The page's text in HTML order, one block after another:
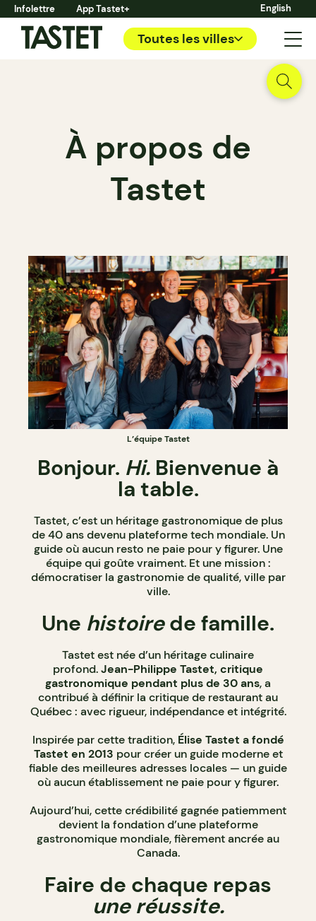
Infolettre App Tastet+ English
Toutes les villes
À propos de
Tastet
L’équipe Tastet
Bonjour. Hi. Bienvenue à
la table.
Tastet, c’est un héritage gastronomique de plus
de 40 ans devenu plateforme tech mondiale. Un
guide où aucun resto ne paie pour y figurer. Une
équipe qui goûte vraiment. Et une mission :
démocratiser la gastronomie de qualité, ville par
ville.
Une histoirede famille.
Tastet est née d’un héritage culinaire
profond.Jean-Philippe Tastet, critique
gastronomique pendant plus de 30 ans, a
contribué à définir la critique de restaurant au
Québec : avec rigueur, indépendance et intégrité.
Inspirée par cette tradition, Élise Tastet a fondé
Tastet en 2013 pour créer un guide moderne et
fiable des meilleures adresses locales — un guide
où aucun établissement ne paie pour y figurer.
Aujourd’hui, cette crédibilité gagnée patiemment
devient la fondation d’une plateforme
gastronomique mondiale, fièrement ancrée au
Canada.
Faire de chaque repas
une réussite.